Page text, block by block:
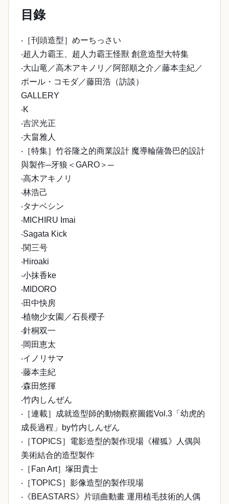
目錄
‧［刊頭造型］めーちっさい
‧超人力霸王、超人力霸王怪獸 創意造型大特集
‧大山竜／高木アキノリ／阿部順之介／藤本圭紀／
ポール・コモダ／藤田浩（訪談）
GALLERY
‧K
‧吉沢光正
‧大畠雅人
‧［特集］竹谷隆之的商業設計 魔導輪薩魯巴的設計
與製作─牙狼＜GARO＞─
‧高木アキノリ
‧林浩己
‧タナベシン
‧MICHIRU Imai
‧Sagata Kick
‧関三号
‧Hiroaki
‧小抹香ke
‧MIDORO
‧田中快房
‧植物少女園／石長櫻子
‧針桐双一
‧岡田恵太
‧イノリサマ
‧藤本圭紀
‧森田悠揮
‧竹内しんぜん
‧［連載］成就造型師的動物觀察圖鑑Vol.3「幼虎的
成長過程」by竹内しんぜん
‧［TOPICS］電影造型的製作現場《權狐》人偶與
美術結合的造型製作
‧［Fan Art］塚田貴士
‧［TOPICS］影像造型的製作現場
‧《BEASTARS》片頭曲動畫 運用植毛技術的人偶